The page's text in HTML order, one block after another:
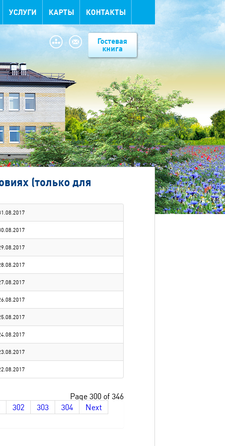
УСЛУГИ КАРТЫ КОНТАКТЫ
Гостевая
книга
(только для
Page 300 of 346
302 303 304
Next